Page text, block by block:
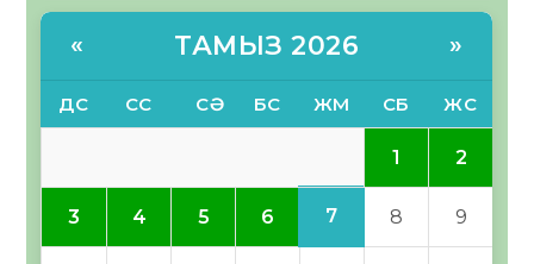
« ТАМЫЗ 2026 »
ДС СС СӘ БС ЖМ СБ ЖС
1 2
3 4 5 6 7 8 9